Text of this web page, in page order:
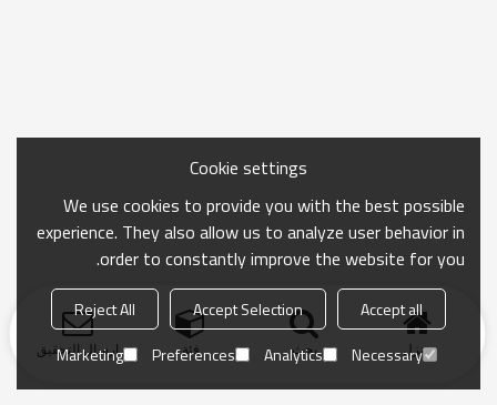
منزل بحث فئة ارسال التحقيق
Cookie settings
We use cookies to provide you with the best possible
experience. They also allow us to analyze user behavior in
order to constantly improve the website for you.
Accept all
Accept Selection
Reject All
Necessary
Analytics
Preferences
Marketing